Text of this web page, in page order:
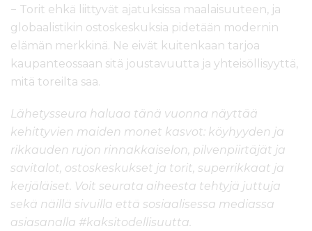
− Torit ehkä liittyvät ajatuksissa maalaisuuteen, ja
globaalistikin ostoskeskuksia pidetään modernin
elämän merkkinä. Ne eivät kuitenkaan tarjoa
kaupanteossaan sitä joustavuutta ja yhteisöllisyyttä,
mitä toreilta saa.
Lähetysseura haluaa tänä vuonna näyttää
kehittyvien maiden monet kasvot: köyhyyden ja
rikkauden rujon rinnakkaiselon, pilvenpiirtäjät ja
savitalot, ostoskeskukset ja torit, superrikkaat ja
kerjäläiset. Voit seurata aiheesta tehtyjä juttuja
sekä näillä sivuilla että sosiaalisessa mediassa
asiasanalla #kaksitodellisuutta.